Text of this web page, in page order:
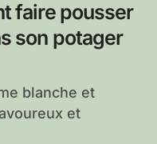
faire pousser
son potager
et